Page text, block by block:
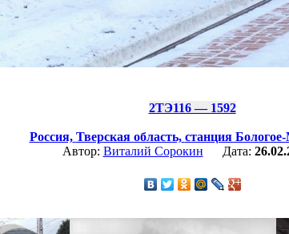
2ТЭ116 — 1592
Россия, Тверская область, станция
Автор: Виталий Сорокин Дата: